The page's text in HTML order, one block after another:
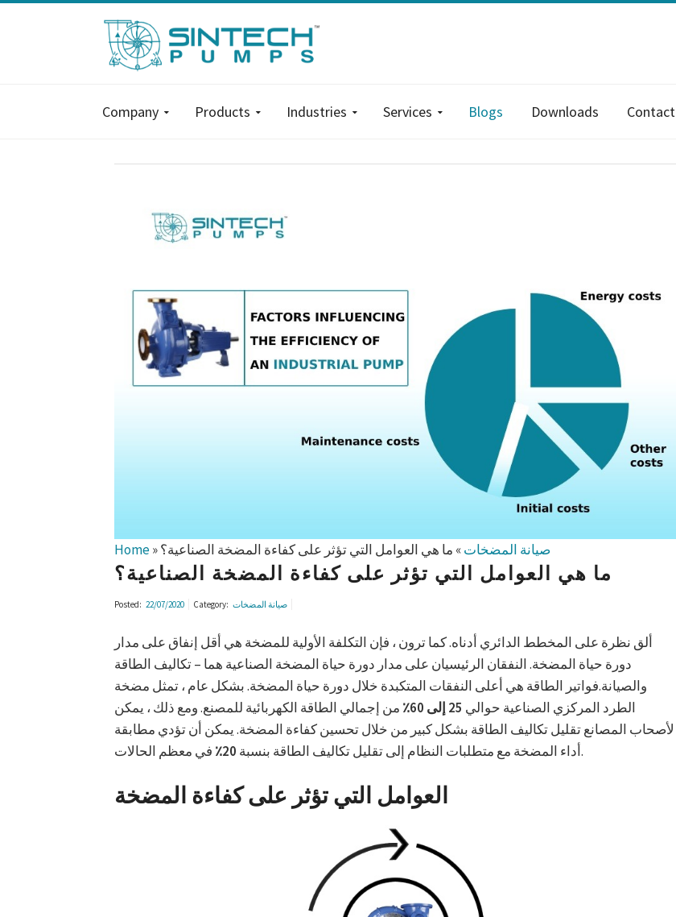
Company Products Industries Services Blogs Downloads Contact
Home» صيانة المضخات» ما هي العوامل التي تؤثر على كفاءة المضخة الصناعية؟
ما هي العوامل التي تؤثر على كفاءة المضخة الصناعية؟
Posted: 22/07/2020 Category: صيانة المضخات
ألق نظرة على المخطط الدائري أدناه. كما ترون ، فإن التكلفة الأولية للمضخة هي أقل إنفاق على مدار
دورة حياة المضخة. النفقان الرئيسيان على مدار دورة حياة المضخة الصناعية هما – تكاليف الطاقة
والصيانة.فواتير الطاقة هي أعلى النفقات المتكبدة خلال دورة حياة المضخة. بشكل عام ، تمثل مضخة
الطرد المركزي الصناعية حوالي 25 إلى 60٪
من إجمالي الطاقة الكهربائية للمصنع. ومع ذلك ، يمكن
لأصحاب المصانع تقليل تكاليف الطاقة بشكل كبير من خلال تحسين كفاءة المضخة. يمكن أن تؤدي مطابقة
أداء المضخة مع متطلبات النظام إلى تقليل تكاليف الطاقة بنسبة 20٪ في معظم الحالات.
العوامل التي تؤثر على كفاءة المضخة